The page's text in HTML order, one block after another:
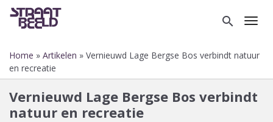
Overslaan
inhoud
gaan
search
Kruimelpad
Home Artikelen
Vernieuwd Lage Bergse Bos verbindt natuur
en recreatie
Vernieuwd Lage Bergse Bos verbindt
natuur en recreatie